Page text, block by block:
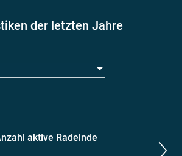
der letzten Jahre
aktive Radelnde